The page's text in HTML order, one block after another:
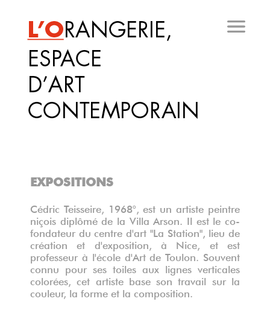
principal
EXPOSITIONS
Cédric Teisseire, 1968°, est un artiste peintre
niçois diplômé de la Villa Arson. Il est le co-
fondateur du centre d'art "La Station", lieu de
création et d'exposition, à Nice, et est
professeur à l'école d'Art de Toulon. Souvent
connu pour ses toiles aux lignes verticales
colorées, cet artiste base son travail sur la
couleur, la forme et la composition.